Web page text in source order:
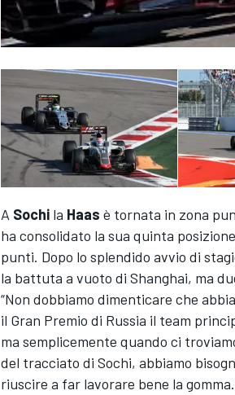
MONOPOSTO
A Sochi la Haas è tornata in zona
ha consolidato la sua quinta
punti. Dopo lo splendido avvio di
la battuta a vuoto di Shanghai, ma
“Non dobbiamo dimenticare che
il Gran Premio di Russia il team
ma semplicemente quando ci
del tracciato di Sochi, abbiamo
riuscire a far lavorare bene la